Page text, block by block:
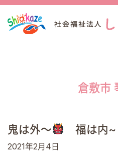
倉敷市
鬼は外～ 福は内
2021年2月4日